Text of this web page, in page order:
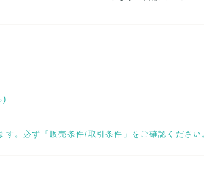
ます。
ので、
)
。必ず「販売条件/取引条件」をご確認ください